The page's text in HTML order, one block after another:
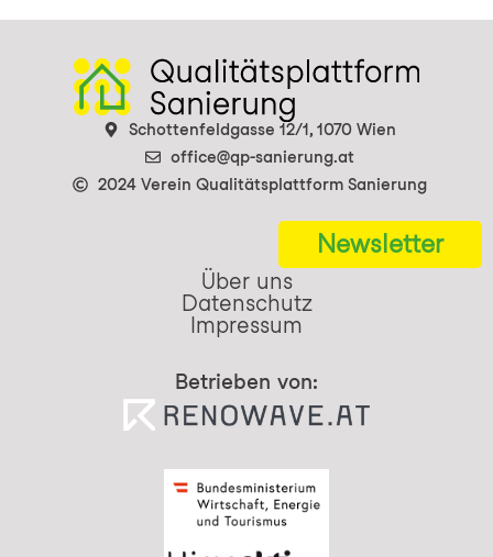
Schottenfeldgasse 12/1, 1070 Wien
office@qp-sanierung.at
2024 Verein Qualitätsplattform Sanierung
Newsletter
Über uns
Datenschutz
Impressum
Betrieben von: